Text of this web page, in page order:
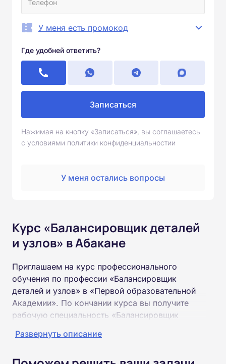
У меня есть промокод
Где удобней ответить?
Записаться
Нажимая на кнопку «Записаться», вы соглашаетесь
с условиями политики конфиденциальностии
У меня остались вопросы
Курс «Балансировщик деталей
и узлов» в Абакане
Приглашаем на курс профессионального
обучения по профессии «Балансировщик
деталей и узлов» в «Первой образовательной
Академии». По кончании курса вы получите
рабочую специальность «Балансировщик
Развернуть описание